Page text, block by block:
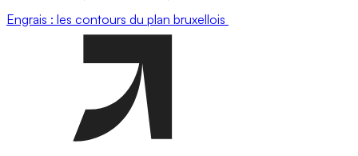
Engrais : les contours du plan bruxellois